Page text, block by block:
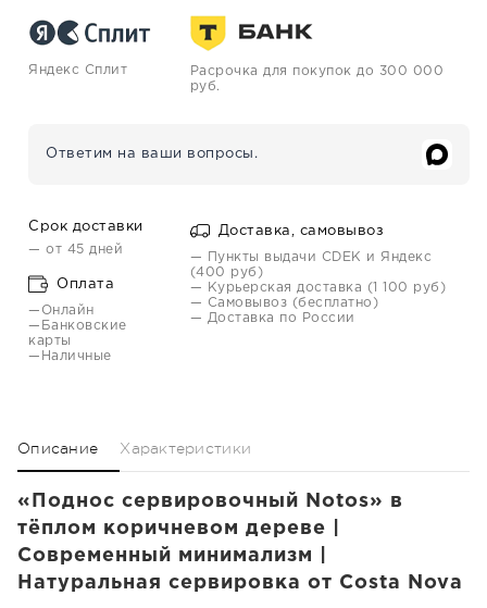
Яндекс Сплит
Расрочка для покупок до 300 000
руб.
Ответим на ваши вопросы.
Срок доставки
— от 45 дней
Оплата
—Онлайн
—Банковские
карты
—Наличные
Доставка, самовывоз
— Пункты выдачи CDEK и Яндекс
(400 руб)
— Курьерская доставка (1 100 руб)
— Самовывоз (бесплатно)
— Доставка по России
Описание Характеристики
«Поднос сервировочный Notos» в
тёплом коричневом дереве |
Современный минимализм |
Натуральная сервировка от Costa Nova